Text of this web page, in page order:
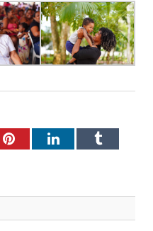
PinterestLinkedInTumblr